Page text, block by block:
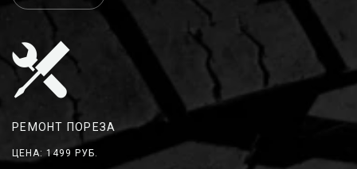
РЕМОНТ ПОРЕЗА
ЦЕНА: 1499 РУБ.